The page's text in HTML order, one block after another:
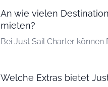
An wie vielen
mieten?
Bei Just Sail Charter
Welche Extras bietet